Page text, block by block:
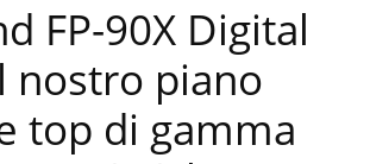
FP-90X Digital
nostro piano
top di gamma